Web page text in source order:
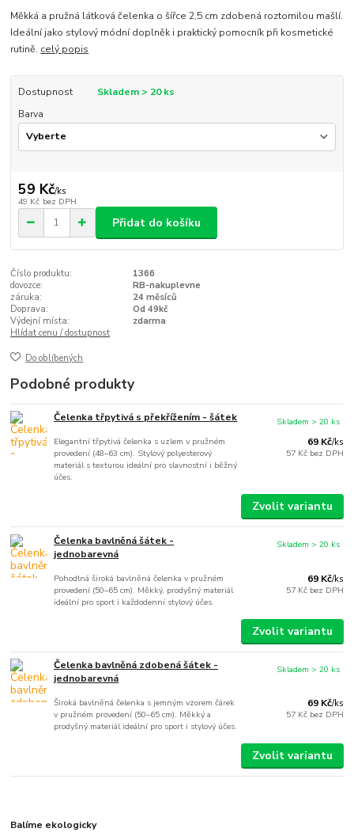
Měkká a pružná látková čelenka o šířce 2,5 cm zdobená roztomilou mašlí.
Ideální jako stylový módní doplněk i praktický pomocník při kosmetické
rutině. celý popis
Dostupnost
Skladem > 20 ks
Barva
59 Kč/ks
49 Kč bez DPH
Přidat do košíku
Číslo produktu:
1366
dovozce:
RB-nakuplevne
záruka:
24 měsíců
Doprava:
Od 49kč
Výdejní místa:
zdarma
Hlídat cenu / dostupnost
Do oblíbených
Podobné produkty
Čelenka třpytivá s překřížením - šátek
Elegantní třpytivá čelenka s uzlem v pružném
provedení (48–63 cm). Stylový polyesterový
materiál s texturou ideální pro slavnostní i běžný
účes.
69 Kč/ks
57 Kč bez DPH
Skladem > 20 ks
Zvolit variantu
Čelenka bavlněná šátek -
jednobarevná
Pohodlná široká bavlněná čelenka v pružném
provedení (50–65 cm). Měkký, prodyšný materiál
ideální pro sport i každodenní stylový účes.
69 Kč/ks
57 Kč bez DPH
Skladem > 20 ks
Zvolit variantu
Čelenka bavlněná zdobená šátek -
jednobarevná
Široká bavlněná čelenka s jemným vzorem čárek
v pružném provedení (50–65 cm). Měkký a
prodyšný materiál ideální pro sport i stylový účes.
69 Kč/ks
57 Kč bez DPH
Skladem > 20 ks
Zvolit variantu
Balíme ekologicky